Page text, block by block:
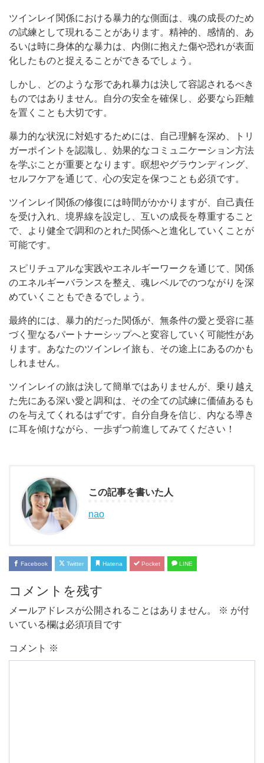
ツインレイ関係における暴力的な側面は、魂の成長のため
の試練として現れることがあります。精神的、感情的、あ
るいは時に身体的な暴力は、内側に抱えた傷や恐れが表面
化したものと捉えることができるでしょう。
しかし、どのような形であれ暴力は決して容認されるべき
ものではありません。自分の安全を確保し、必要なら距離
を置くことも大切です。
暴力的な状況に対処するためには、自己理解を深め、トリ
ガーポイントを認識し、効果的なコミュニケーション方法
を学ぶことが重要となります。瞑想やグラウンディング、
セルフケアを通じて、心の安定を保つことも必須です。
ツインレイ関係の修復には時間がかかりますが、自己責任
を受け入れ、境界線を設定し、互いの成長を尊重すること
で、より健全で調和のとれた関係へと進化していくことが
可能です。
スピリチュアルな実践やエネルギーワークを通じて、関係
のエネルギーバランスを整え、魂レベルでのつながりを深
めていくこともできるでしょう。
最終的には、暴力的だった関係が、無条件の愛と受容に基
づく聖なるパートナーシップへと変容していく可能性があ
ります。あなたのツインレイ旅も、その途上にあるのかも
しれません。
ツインレイの旅は決して簡単ではありませんが、乗り越え
た先にある深い愛と調和は、その全ての試練に価値あるも
のを与えてくれるはずです。自分自身を信じ、内なる導き
に耳を傾けながら、一歩ずつ前進してみてください！
この記事を書いた人
nao
Facebook Twitter Hatena Pocket LINE
コメントを残す
メールアドレスが公開されることはありません。 ※ が付
いている欄は必須項目です
コメント ※